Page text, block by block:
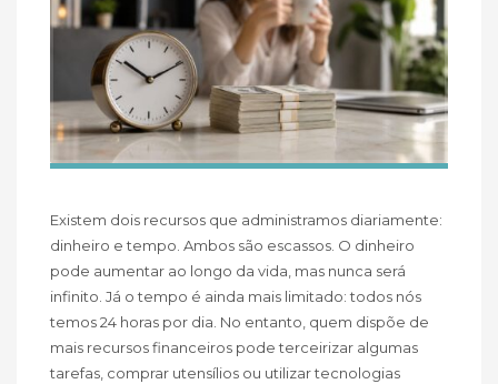
Existem dois recursos que administramos diariamente:
dinheiro e tempo. Ambos são escassos. O dinheiro
pode aumentar ao longo da vida, mas nunca será
infinito. Já o tempo é ainda mais limitado: todos nós
temos 24 horas por dia. No entanto, quem dispõe de
mais recursos financeiros pode terceirizar algumas
tarefas, comprar utensílios ou utilizar tecnologias